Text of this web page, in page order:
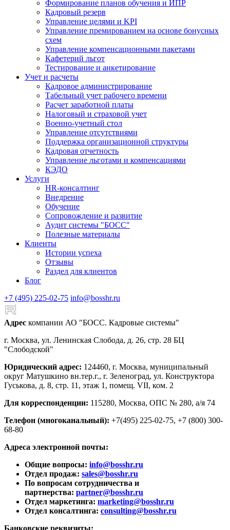
Формирование планов обучения и ИПР
Кадровый резерв
Управление целями и KPI
Управление премированием на основе бонусных
схем
Управление компенсационными пакетами
Кафетерий льгот
Тестирование и анкетирование
Учет и расчеты
Кадровое администрирование
Табельный учет рабочего времени
Расчет заработной платы
Налоговый и страховой учет
Военно-учетный стол
Управление отсутствиями
Поддержка организационной структуры
Кадровая отчетность
Управление льготами и компенсациями
КЭДО
Услуги
HR-консалтинг
Внедрение
Обучение
Сопровождение и развитие
Аудит системы "БОСС"
Полезные материалы
Клиенты
Истории успеха
Отзывы
Раздел для клиентов
Блог
+7 (495) 225-02-75 info@bosshr.ru
Адрес компании АО "БОСС. Кадровые системы"
г. Москва, ул. Ленинская Слобода, д. 26, стр. 28 БЦ
"Слободской"
Юридический адрес: 124460, г. Москва, муниципальный
округ Матушкино вн.тер.г., г. Зеленоград, ул. Конструктора
Гуськова, д. 8, стр. 11, этаж 1, помещ. VII, ком. 2
Для корреспонденции: 115280, Москва, ОПС № 280, а/я 74
Телефон (многоканальный): +7(495) 225-02-75, +7 (800) 300-
68-80
Адреса электронной почты:
Общие вопросы: info@bosshr.ru
Отдел продаж: sales@bosshr.ru
По вопросам сотрудничества и
партнерства: partner@bosshr.ru
Отдел маркетинга: marketing@bosshr.ru
Отдел консалтинга: consulting@bosshr.ru
Банковские реквизиты: